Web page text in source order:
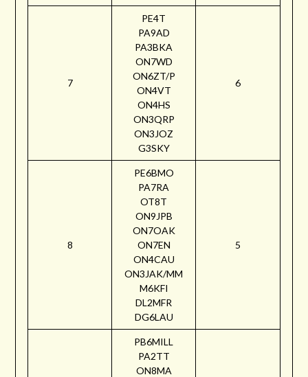
7
PE4T
PA9AD
PA3BKA
ON7WD
ON6ZT/P
ON4VT
ON4HS
ON3QRP
ON3JOZ
G3SKY
6
8
PE6BMO
PA7RA
OT8T
ON9JPB
ON7OAK
ON7EN
ON4CAU
ON3JAK/MM
M6KFI
DL2MFR
DG6LAU
5
PB6MILL
PA2TT
ON8MA